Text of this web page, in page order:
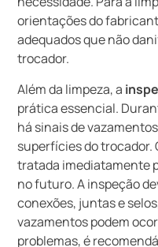
orientações do
adequados que não
trocador.
Além da limpeza, a
prática essencial.
há sinais de
superfícies do trocador.
tratada imediatamente
no futuro. A inspeção
conexões, juntas e
vazamentos podem
problemas, é